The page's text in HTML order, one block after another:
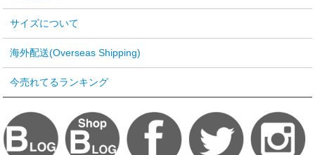
サイズについて
海外配送(Overseas Shipping)
今売れてるランキング